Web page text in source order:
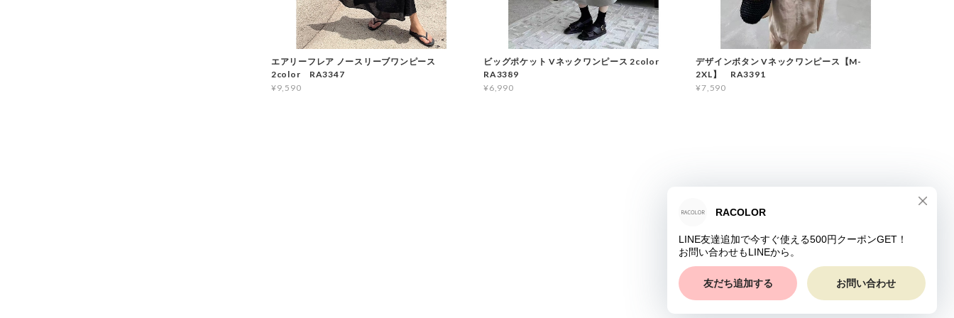
エアリーフレア ノースリーブワンピース
2color RA3347
¥9,590
ビッグポケット Vネックワンピース 2color
RA3389
¥6,990
デザインボタン Vネックワンピース【M-
2XL】 RA3391
¥7,590